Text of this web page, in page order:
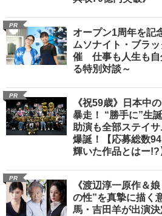
PR
オープン1周年を記
ムソナイト・ブラ
催 仕事も人生も自
る特別対談～
PR
《祝59歳》日本中
暴走！ “勝手に”生
助演も全部ステイサ
爆誕！【応募総数
輝いた作品とはー!?
PR
《渡辺淳一原作＆
の性”を真摯に描く
馬・吉田羊が出演